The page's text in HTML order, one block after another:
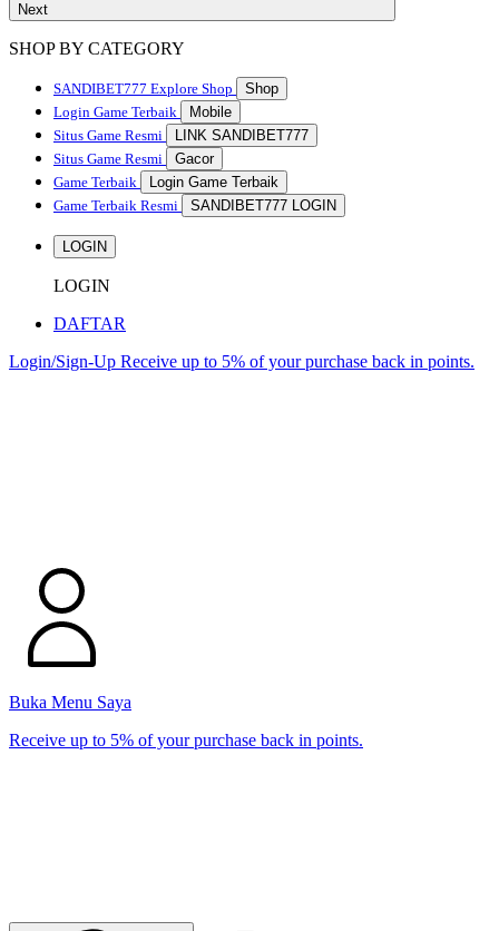
Next
SHOP BY CATEGORY
SANDIBET777 Explore Shop
Shop
Login Game Terbaik
Mobile
Situs Game Resmi
LINK SANDIBET777
Situs Game Resmi
Gacor
Game Terbaik
Login Game Terbaik
Game Terbaik Resmi
SANDIBET777 LOGIN
LOGIN
LOGIN
DAFTAR
Login/Sign-Up Receive up to 5% of your purchase back in points.
Buka Menu Saya
Receive up to 5% of your purchase back in points.